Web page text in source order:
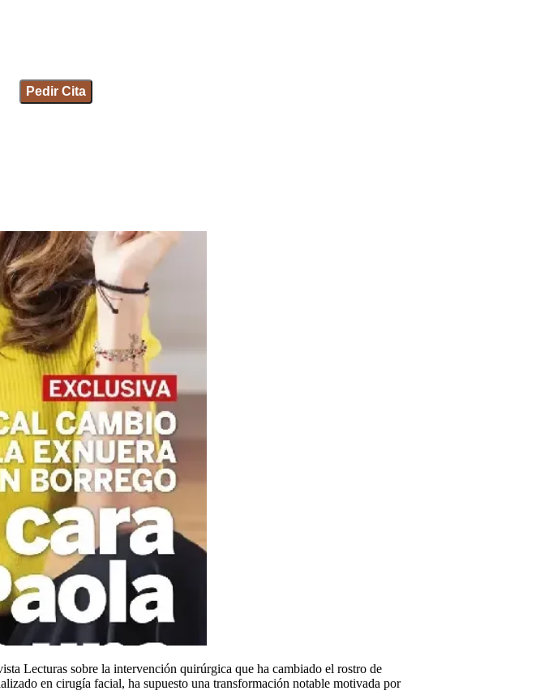
Pedir Cita
Lecturas sobre la intervención quirúrgica que ha cambiado el rostro de
en cirugía facial, ha supuesto una transformación notable motivada por